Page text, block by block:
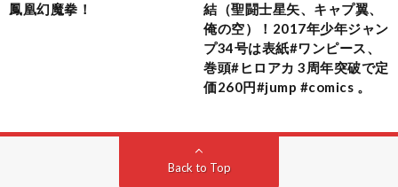
鳳凰幻魔拳！
結（聖闘士星矢、キャプ翼、
俺の空）！2017年少年ジャン
プ34号は表紙#ワンピース、
巻頭#ヒロアカ 3周年突破で定
価260円#jump #comics 。
Back to Top